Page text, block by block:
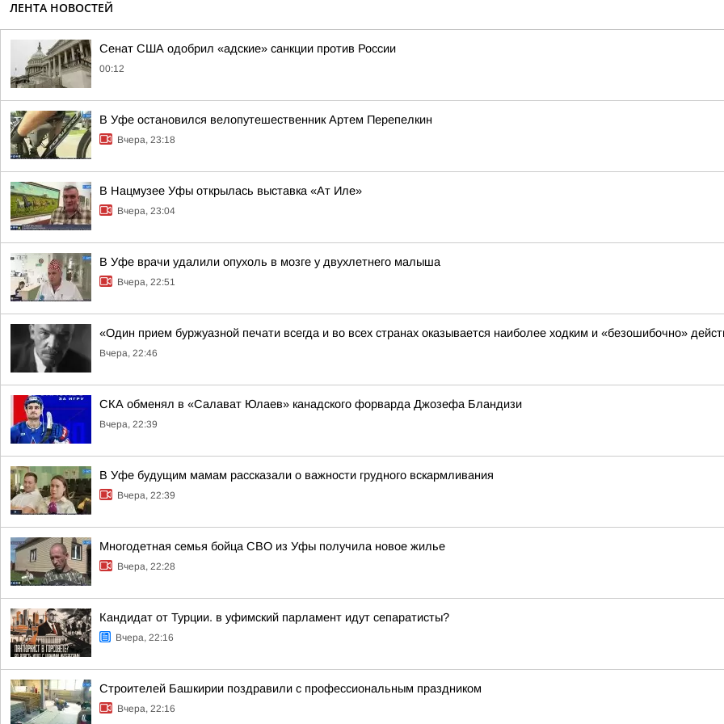
ЛЕНТА НОВОСТЕЙ
Сенат США одобрил «адские» санкции против России
00:12
В Уфе остановился велопутешественник Артем Перепелкин
Вчера, 23:18
В Нацмузее Уфы открылась выставка «Ат Иле»
Вчера, 23:04
В Уфе врачи удалили опухоль в мозге у двухлетнего малыша
Вчера, 22:51
«Один прием буржуазной печати всегда и во всех странах оказывается наиболее ходким и «безошибочно»
Вчера, 22:46
СКА обменял в «Салават Юлаев» канадского форварда Джозефа Бландизи
Вчера, 22:39
В Уфе будущим мамам рассказали о важности грудного вскармливания
Вчера, 22:39
Многодетная семья бойца СВО из Уфы получила новое жилье
Вчера, 22:28
Кандидат от Турции. в уфимский парламент идут сепаратисты?
Вчера, 22:16
Строителей Башкирии поздравили с профессиональным праздником
Вчера, 22:16